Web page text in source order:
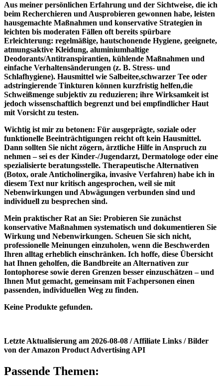
Aus meiner persönlichen Erfahrung und der ‌Sichtweise, die⁢ ich‍
beim Recherchieren und Ausprobieren‌ gewonnen⁣ habe, leisten‌
hausgemachte ⁤Maßnahmen und konservative Strategien ⁣in
⁣leichten ​bis moderaten⁤ Fällen oft‌ bereits ‍spürbare
Erleichterung: ‌regelmäßige, hautschonende Hygiene, geeignete,
atmungsaktive Kleidung,‌ aluminiumhaltige
‌Deodorants/Antitranspirantien, kühlende Maßnahmen und
einfache Verhaltensänderungen (z. B. ⁣Stress‑ ‌und
Schlafhygiene). Hausmittel⁢ wie Salbeitee,schwarzer ‍Tee oder
adstringierende⁤ Tinkturen können kurzfristig helfen,die
Schweißmenge subjektiv zu reduzieren; ihre Wirksamkeit ist​
jedoch⁢ wissenschaftlich‌ begrenzt und bei empfindlicher Haut
mit Vorsicht zu testen.
Wichtig ‌ist ⁣mir zu betonen: Für ausgeprägte, soziale oder‍
funktionelle Beeinträchtigungen ​reicht ‌oft kein Hausmittel.
Dann sollten ⁤Sie nicht zögern, ‍ärztliche Hilfe⁤ in Anspruch‌ zu
nehmen – sei‌ es der⁣ Kinder‑/Jugendarzt, ​Dermatologe oder ​eine
spezialisierte beratungsstelle. ⁣Therapeutische Alternativen
(Botox, ​orale Anticholinergika, invasive Verfahren) habe ich⁤ in‌
diesem Text nur kritisch ​angesprochen, ​weil sie mit
⁤Nebenwirkungen und Abwägungen verbunden ⁤sind und
individuell zu besprechen sind.
Mein praktischer​ Rat‍ an Sie: Probieren Sie⁣ zunächst
‍konservative Maßnahmen systematisch ⁤und dokumentieren‌ Sie
Wirkung und Nebenwirkungen. Scheuen⁤ Sie sich nicht,
professionelle Meinungen⁤ einzuholen,‌ wenn​ die Beschwerden
Ihren ‍alltag erheblich⁢ einschränken.⁣ Ich hoffe, diese ‍Übersicht
⁤hat Ihnen geholfen, die Bandbreite an Alternativen ⁤zur ​
Iontophorese sowie deren⁤ Grenzen besser ​einzuschätzen – und⁤
Ihnen Mut gemacht,‌ gemeinsam mit Fachpersonen einen
passenden, individuellen ​Weg zu finden.
Keine Produkte gefunden.
Letzte Aktualisierung am 2026-08-08 / Affiliate Links / Bilder
von der Amazon Product Advertising API
Passende Themen: